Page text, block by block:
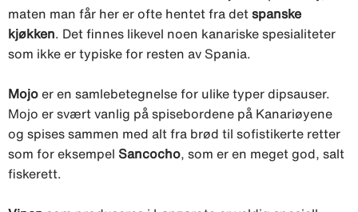
maten man får her er ofte hentet fra det spanske
kjøkken . Det finnes likevel noen kanariske spesialiteter
som ikke er typiske for resten av Spania.
Mojo er en samlebetegnelse for ulike typer dipsauser.
Mojo er svært vanlig på spisebordene på Kanariøyene
og spises sammen med alt fra brød til sofistikerte retter
som for eksempel Sancocho , som er en meget god, salt
fiskerett.